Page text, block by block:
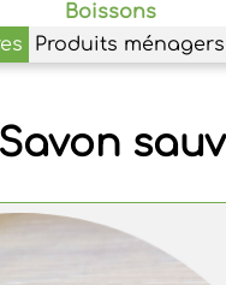
Boissons
Produits
Savon